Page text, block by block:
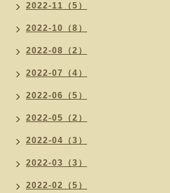
2022-11（5）
2022-10（8）
2022-08（2）
2022-07（4）
2022-06（5）
2022-05（2）
2022-04（3）
2022-03（3）
2022-02（5）